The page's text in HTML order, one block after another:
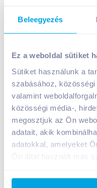
Beleegyezés
Ez a weboldal sütiket
Sütiket használunk a
szabásához,
valamint
közösségi média-,
megosztjuk az Ön
adatait, akik
adatokkal, amelyeket
Ön által használt más
Heitmann
A termék jelenleg nem elérhető
Bevásárlólistához
Termékleírás a(z)
mosószeradalék
A Heitmann